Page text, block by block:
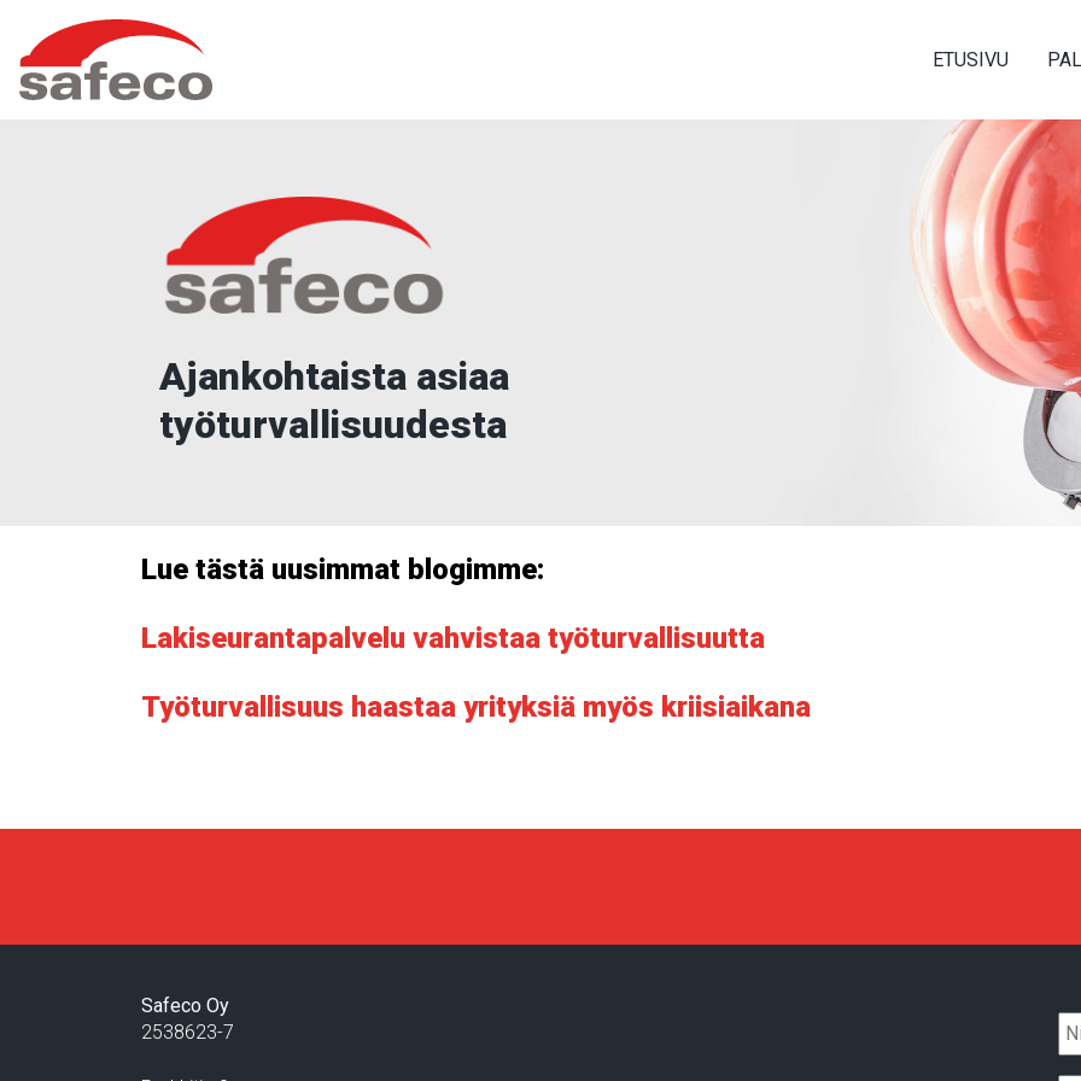
sisältöön
Safeco
Oy
ETUSIVU
Ajankohtaista asiaa
työturvallisuudesta
Lue tästä uusimmat blogimme:
Lakiseurantapalvelu vahvistaa työturvallisuutta
Työturvallisuus haastaa yrityksiä myös kriisiaikana
Safeco Oy
2538623-7